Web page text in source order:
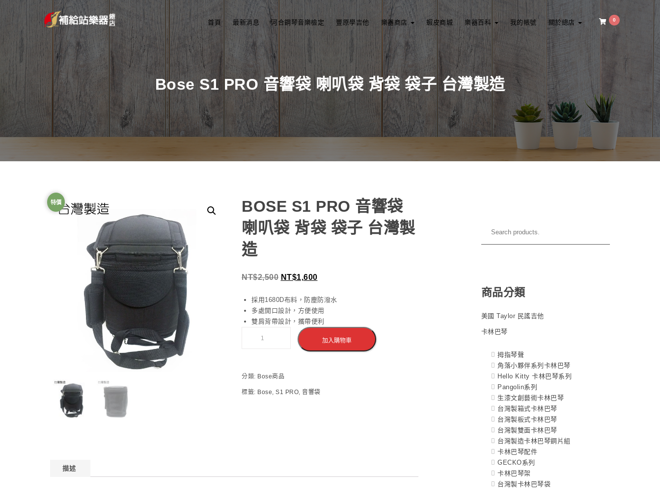
0
首頁 最新消息 河合鋼琴音樂檢定 豐原學吉他 樂器商店 蝦皮商城 樂器百科 我的帳號 關於總店
Bose S1 PRO 音響袋 喇叭袋 背袋 袋子 台灣製造
特價
BOSE S1 PRO 音響袋
喇叭袋 背袋 袋子 台灣製
造
NT$2,500 NT$1,600
採用1680D布料，防塵防潑水
多處開口設計，方便使用
雙肩背帶設計，攜帶便利
加入購物車
分類: Bose商品
標籤: Bose, S1 PRO, 音響袋
描述
商品分類
美國 Taylor 民謠吉他
卡林巴琴
拇指琴聲
角落小夥伴系列卡林巴琴
Hello Kitty 卡林巴琴系列
Pangolin系列
生漆文創藝術卡林巴琴
台灣製箱式卡林巴琴
台灣製板式卡林巴琴
台灣製雙面卡林巴琴
台灣製造卡林巴琴鋼片組
卡林巴琴配件
GECKO系列
卡林巴琴架
台灣製卡林巴琴袋